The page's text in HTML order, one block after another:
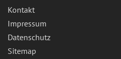
Kontakt
Impressum
Datenschutz
Sitemap